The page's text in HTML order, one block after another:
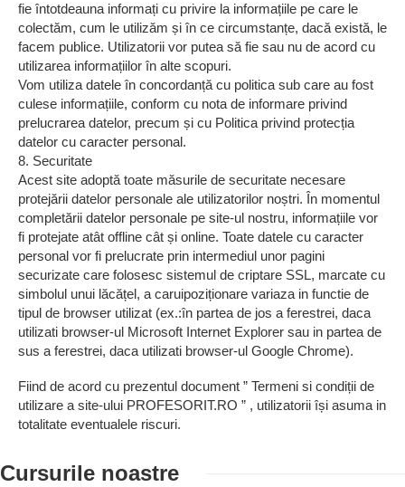
fie întotdeauna informați cu privire la informațiile pe care le
colectăm, cum le utilizăm și în ce circumstanțe, dacă există, le
facem publice. Utilizatorii vor putea să fie sau nu de acord cu
utilizarea informațiilor în alte scopuri.
Vom utiliza datele în concordanță cu politica sub care au fost
culese informațiile, conform cu nota de informare privind
prelucrarea datelor, precum și cu Politica privind protecția
datelor cu caracter personal.
8. Securitate
Acest site adoptă toate măsurile de securitate necesare
protejării datelor personale ale utilizatorilor noștri. În momentul
completării datelor personale pe site-ul nostru, informațiile vor
fi protejate atât offline cât și online. Toate datele cu caracter
personal vor fi prelucrate prin intermediul unor pagini
securizate care folosesc sistemul de criptare SSL, marcate cu
simbolul unui lăcățel, a caruipoziționare variaza in functie de
tipul de browser utilizat (ex.:în partea de jos a ferestrei, daca
utilizati browser-ul Microsoft Internet Explorer sau in partea de
sus a ferestrei, daca utilizati browser-ul Google Chrome).
Fiind de acord cu prezentul document ” Termeni si condiții de
utilizare a site-ului PROFESORIT.RO ” , utilizatorii își asuma in
totalitate eventualele riscuri.
Cursurile noastre